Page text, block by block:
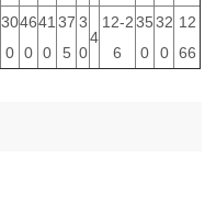
30
0
46
0
41
0
37
5
3
0
4
12-2
6
35
0
32
0
12
66